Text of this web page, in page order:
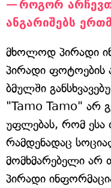
როგორ
ანგარიშებს
მხოლოდ პირადი
პირადი ფოტოების
ბმულში
"Tamo Tamo" არ
უფლებას, რომ ესა
რამდენადაც
მომხმარებელი
პირადი